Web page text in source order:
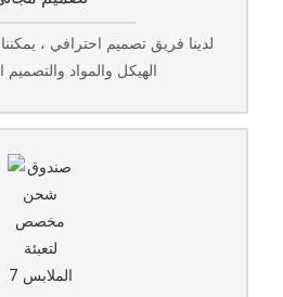
لدينا فريق تصميم احترافي ،
الهيكل والمواد